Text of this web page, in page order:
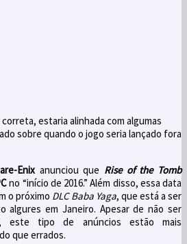
correta, estaria alinhada com algumas
sobre quando o jogo seria lançado fora
Enix anunciou que Rise of the Tomb
no “início de 2016.” Além disso, essa data
o próximo DLCBaba Yaga, que está a ser
algures em Janeiro. Apesar de não ser
este tipo de anúncios
estão mais
que errados.